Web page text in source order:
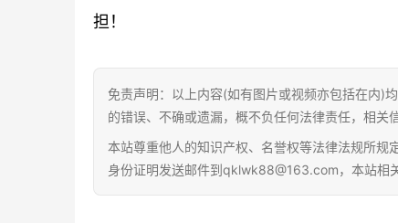
担！
免责声明：以上内容(如有图片或视频亦包括在内)
的错误、不确或遗漏，概不负任何法律责任，相关
本站尊重他人的知识产权、名誉权等法律法规所规
身份证明发送邮件到qklwk88@163.com，本站相